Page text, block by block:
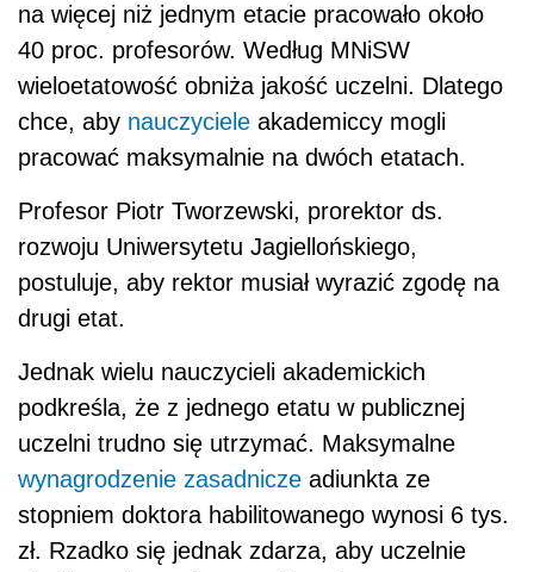
na więcej niż jednym etacie pracowało około
40 proc. profesorów. Według MNiSW
wieloetatowość obniża jakość uczelni. Dlatego
chce, aby nauczyciele akademiccy mogli
pracować maksymalnie na dwóch etatach.
Profesor Piotr Tworzewski, prorektor ds.
rozwoju Uniwersytetu Jagiellońskiego,
postuluje, aby rektor musiał wyrazić zgodę na
drugi etat.
Jednak wielu nauczycieli akademickich
podkreśla, że z jednego etatu w publicznej
uczelni trudno się utrzymać. Maksymalne
wynagrodzenie zasadnicze adiunkta ze
stopniem doktora habilitowanego wynosi 6 tys.
zł. Rzadko się jednak zdarza, aby uczelnie